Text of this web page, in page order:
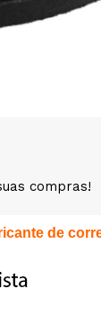
compras!
de